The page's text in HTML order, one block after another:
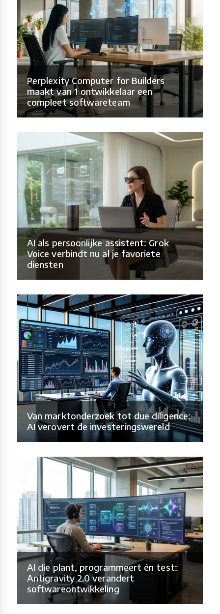
Perplexity Computer for Builders
maakt van 1 ontwikkelaar een
compleet softwareteam
AI als persoonlijke assistent: Grok
Voice verbindt nu al je favoriete
diensten
Van marktonderzoek tot due diligence:
AI verovert de investeringswereld
AI die plant, programmeert én test:
Antigravity 2.0 verandert
softwareontwikkeling